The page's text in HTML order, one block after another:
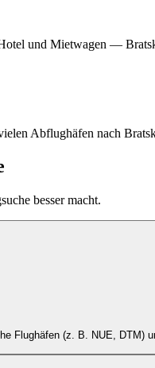
und Mietwagen —
Abflughäfen nach
besser macht.
Flughäfen (z. B. NUE, DTM)